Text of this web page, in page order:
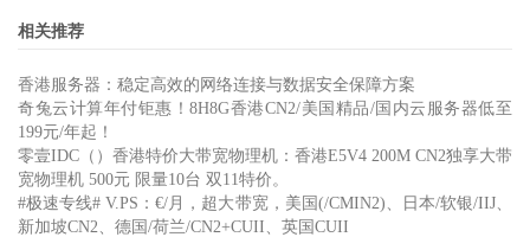
相关推荐
香港服务器：稳定高效的网络连接与数据安全保障方案
奇兔云计算年付钜惠！8H8G香港CN2/美国精品/国内云服务器低至
199元/年起！
零壹IDC（）香港特价大带宽物理机：香港E5V4 200M CN2独享大带
宽物理机 500元 限量10台 双11特价。
#极速专线# V.PS：€/月，超大带宽，美国(/CMIN2)、日本/软银/IIJ、
新加坡CN2、德国/荷兰/CN2+CUII、英国CUII